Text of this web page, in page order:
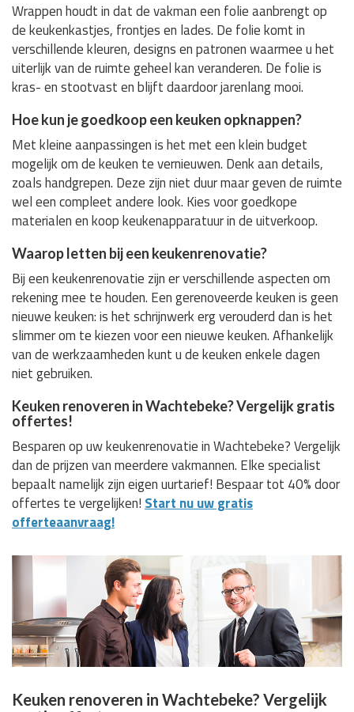
Wrappen houdt in dat de vakman een folie aanbrengt op
de keukenkastjes, frontjes en lades. De folie komt in
verschillende kleuren, designs en patronen waarmee u het
uiterlijk van de ruimte geheel kan veranderen. De folie is
kras- en stootvast en blijft daardoor jarenlang mooi.
Hoe kun je goedkoop een keuken opknappen?
Met kleine aanpassingen is het met een klein budget
mogelijk om de keuken te vernieuwen. Denk aan details,
zoals handgrepen. Deze zijn niet duur maar geven de ruimte
wel een compleet andere look. Kies voor goedkope
materialen en koop keukenapparatuur in de uitverkoop.
Waarop letten bij een keukenrenovatie?
Bij een keukenrenovatie zijn er verschillende aspecten om
rekening mee te houden. Een gerenoveerde keuken is geen
nieuwe keuken: is het schrijnwerk erg verouderd dan is het
slimmer om te kiezen voor een nieuwe keuken. Afhankelijk
van de werkzaamheden kunt u de keuken enkele dagen
niet gebruiken.
Keuken renoveren in Wachtebeke? Vergelijk gratis
offertes!
Besparen op uw keukenrenovatie in Wachtebeke? Vergelijk
dan de prijzen van meerdere vakmannen. Elke specialist
bepaalt namelijk zijn eigen uurtarief! Bespaar tot 40% door
offertes te vergelijken! Start nu uw gratis
offerteaanvraag!
Keuken renoveren in Wachtebeke? Vergelijk